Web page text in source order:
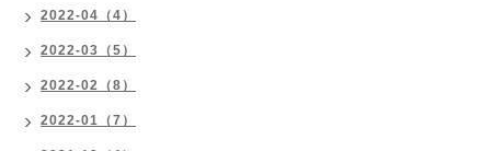
2022-04（4）
2022-03（5）
2022-02（8）
2022-01（7）